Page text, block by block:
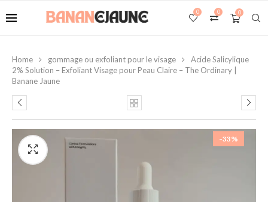
0
0
0
Home gommage ou exfoliant pour le visage
Acide Salicylique
2% Solution – Exfoliant Visage pour Peau Claire – The Ordinary |
Banane Jaune
-33%